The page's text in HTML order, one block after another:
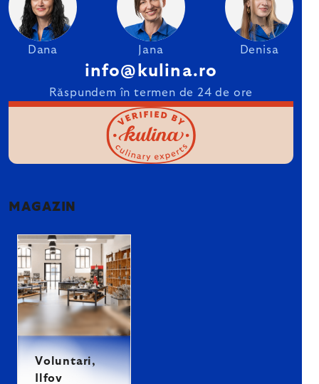
Dana Jana Denisa
info@kulina.ro
Răspundem în termen de 24 de ore
MAGAZIN
Voluntari,
Ilfov